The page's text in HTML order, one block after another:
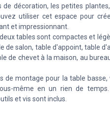
décoration, les petites
utiliser cet espace pour
et impressionnant.
tables sont compactes et
de salon, table d'appoint, table
de chevet à la maison, au
de montage pour la table basse,
même en un rien de temps.
et vis sont inclus.